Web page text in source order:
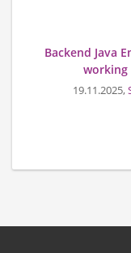
Backend Java
working
19.11.2025,